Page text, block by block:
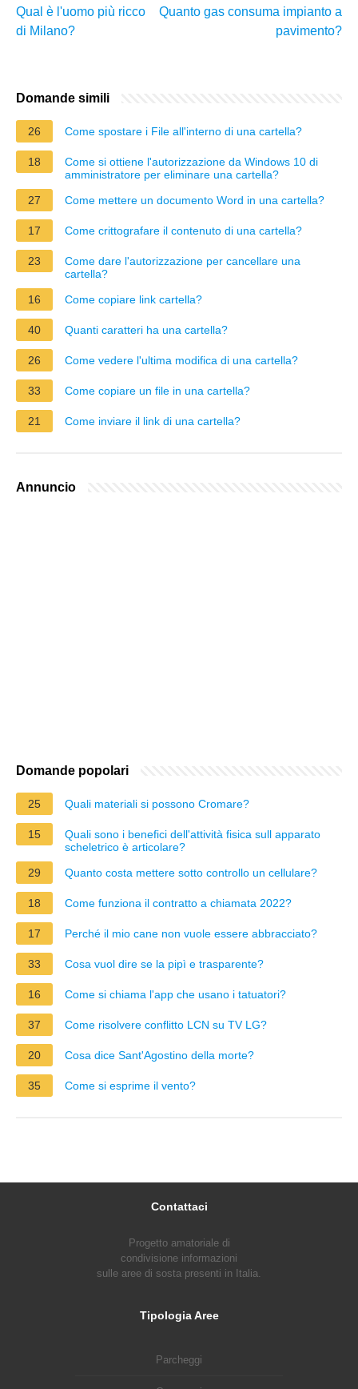
Qual è l'uomo più ricco
di Milano?
Quanto gas consuma impianto a
pavimento?
Domande simili
26 Come spostare i File all'interno di una cartella?
18
Come si ottiene l'autorizzazione da Windows 10 di
amministratore per eliminare una cartella?
27
Come mettere un documento Word in una cartella?
17 Come crittografare il contenuto di una cartella?
23
Come dare l'autorizzazione per cancellare una
cartella?
16
Come copiare link cartella?
40 Quanti caratteri ha una cartella?
26 Come vedere l'ultima modifica di una cartella?
33 Come copiare un file in una cartella?
21 Come inviare il link di una cartella?
Annuncio
Domande popolari
25 Quali materiali si possono Cromare?
15
Quali sono i benefici dell'attività fisica sull apparato
scheletrico è articolare?
29
Quanto costa mettere sotto controllo un cellulare?
18 Come funziona il contratto a chiamata 2022?
17 Perché il mio cane non vuole essere abbracciato?
33 Cosa vuol dire se la pipì e trasparente?
16 Come si chiama l'app che usano i tatuatori?
37 Come risolvere conflitto LCN su TV LG?
20 Cosa dice Sant'Agostino della morte?
35 Come si esprime il vento?
Contattaci
Progetto amatoriale di
condivisione informazioni
sulle aree di sosta presenti in Italia.
Tipologia Aree
Parcheggi